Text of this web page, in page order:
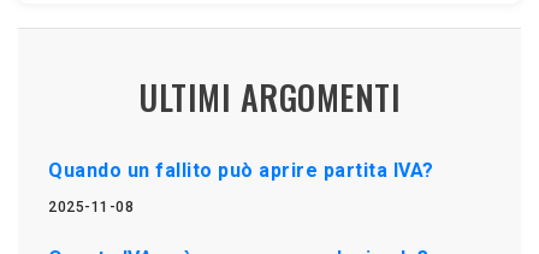
ULTIMI ARGOMENTI
Quando un fallito può aprire partita IVA?
2025-11-08